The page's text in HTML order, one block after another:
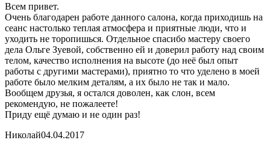
Всем привет.
Очень благодарен работе данного салона, когда приходишь на
сеанс настолько теплая атмосфера и приятные люди, что и
уходить не торопишься. Отдельное спасибо мастеру своего
дела Ольге Зуевой, собственно ей и доверил работу над своим
телом, качество исполнения на высоте (до неё был опыт
работы с другими мастерами), приятно то что уделено в моей
работе было мелким деталям, а их было не так и мало.
Вообщем друзья, я остался доволен, как слон, всем
рекомендую, не пожалеете!
Приду ещё думаю и не один раз!
Николай04.04.2017